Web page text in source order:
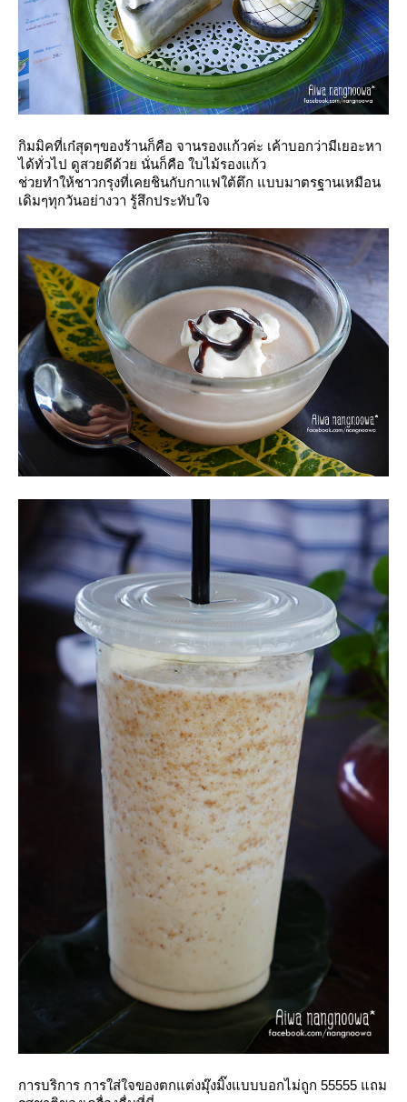
กิมมิคที่เก๋สุดๆของร้านก็คือ จานรองแก้วค่ะ เค้าบอกว่ามีเยอะหา
ได้ทั่วไป ดูสวยดีด้วย นั่นก็คือ ใบไม้รองแก้ว
ช่วยทำให้ชาวกรุงที่เคยชินกับกาแฟใต้ตึก แบบมาตรฐานเหมือน
เดิมๆทุกวันอย่างวา รู้สึกประทับใจ
การบริการ การใส่ใจของตกแต่งมุ๊งมิ๊งแบบบอกไม่ถูก 55555 แถม